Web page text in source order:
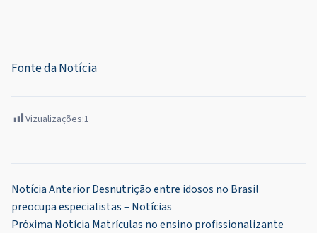
Fonte da Notícia
Vizualizações:1
Navegação
de
Notícia AnteriorDesnutrição entre idosos no Brasil
preocupa especialistas – Notícias
Próxima Notícia Matrículas no ensino profissionalizante